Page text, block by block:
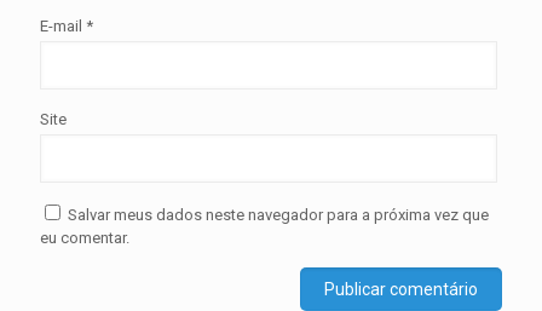
E-mail *
Site
Salvar meus dados neste navegador para a próxima vez que
eu comentar.